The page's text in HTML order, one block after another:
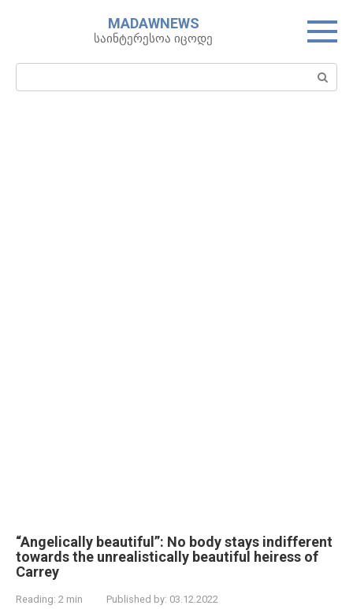
MADAWNEWS
საინტერესოა იცოდე
Search:
“Angelically beautiful”: No body stays indifferent
towards the unrealistically beautiful heiress of
Carrey
Reading: 2 min Published by: 03.12.2022